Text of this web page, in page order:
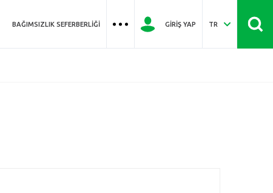
BAĞIMSIZLIK SEFERBERLIĞI GIRIŞ YAP TR